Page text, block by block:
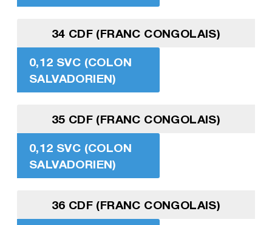
34 CDF (FRANC CONGOLAIS)
0,12 SVC (COLON
SALVADORIEN)
35 CDF (FRANC CONGOLAIS)
0,12 SVC (COLON
SALVADORIEN)
36 CDF (FRANC CONGOLAIS)